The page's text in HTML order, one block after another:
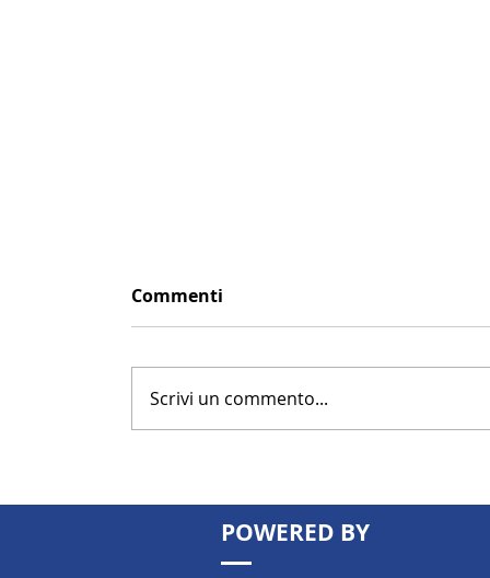
Patrimonio immobiliare:
basta più. Come valorizzarlo per
Commenti
Scrivi un commento...
POWERED BY